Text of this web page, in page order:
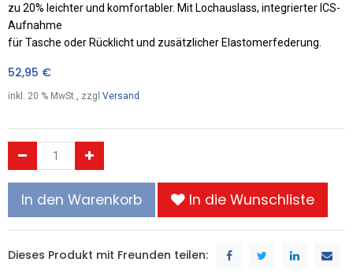
zu 20% leichter und komfortabler. Mit Lochauslass, integrierter ICS-
Aufnahme
für Tasche oder Rücklicht und zusätzlicher Elastomerfederung.
52,95 €
inkl. 20 % MwSt., zzgl Versand
In den Warenkorb In die Wunschliste
Dieses Produkt mit Freunden teilen: